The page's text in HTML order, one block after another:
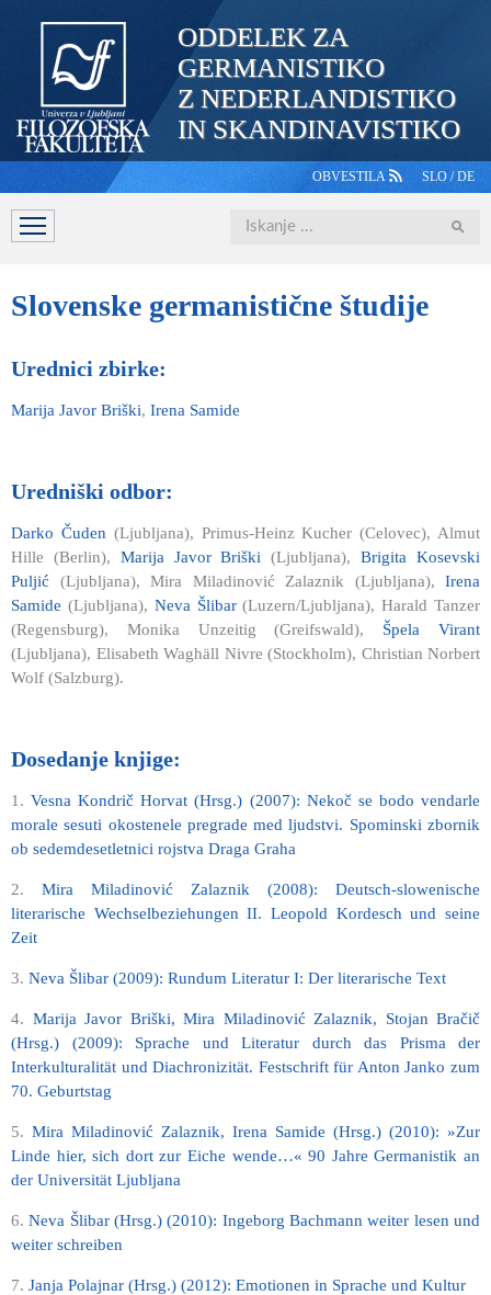
ODDELEK ZA
GERMANISTIKO
Z NEDERLANDISTIKO
IN SKANDINAVISTIKO
OBVESTILA SLO /DE
DOMOV ŠTUDIJ
Iskanje
Slovenske germanistične študije
Urednici zbirke:
Marija Javor Briški, Irena Samide
Uredniški odbor:
Darko Čuden (Ljubljana), Primus-Heinz Kucher (Celovec), Almut
Hille (Berlin), Marija Javor Briški (Ljubljana),Brigita Kosevski
Puljić (Ljubljana), Mira Miladinović Zalaznik (Ljubljana), Irena
Samide (Ljubljana), Neva Šlibar(Luzern/Ljubljana), Harald Tanzer
(Regensburg), Monika Unzeitig (Greifswald), Špela Virant
(Ljubljana), Elisabeth Waghäll Nivre (Stockholm), Christian Norbert
Wolf (Salzburg).
Dosedanje knjige:
1.Vesna Kondrič Horvat (Hrsg.) (2007): Nekoč se bodo vendarle
morale sesuti okostenele pregrade med ljudstvi. Spominski zbornik
ob sedemdesetletnici rojstva Draga Graha
2. Mira Miladinović Zalaznik (2008): Deutsch-slowenische
literarische Wechselbeziehungen II. Leopold Kordesch und seine
Zeit
3. Neva Šlibar (2009): Rundum Literatur I: Der literarische Text
4. Marija Javor Briški, Mira Miladinović Zalaznik, Stojan Bračič
(Hrsg.) (2009): Sprache und Literatur durch das Prisma der
Interkulturalität und Diachronizität. Festschrift für Anton Janko zum
70. Geburtstag
5. Mira Miladinović Zalaznik, Irena Samide (Hrsg.) (2010): »Zur
Linde hier, sich dort zur Eiche wende…« 90 Jahre Germanistik an
der Universität Ljubljana
6.Neva Šlibar (Hrsg.) (2010): Ingeborg Bachmann weiter lesen und
weiter schreiben
7. Janja Polajnar (Hrsg.) (2012): Emotionen in Sprache und Kultur